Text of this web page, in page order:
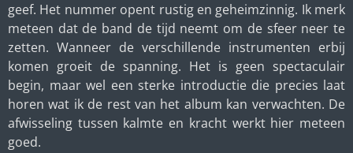
geef. Het nummer opent rustig en geheimzinnig. Ik merk
meteen dat de band de tijd neemt om de sfeer neer te
zetten. Wanneer de verschillende instrumenten erbij
komen groeit de spanning. Het is geen spectaculair
begin, maar wel een sterke introductie die precies laat
horen wat ik de rest van het album kan verwachten. De
afwisseling tussen kalmte en kracht werkt hier meteen
goed.